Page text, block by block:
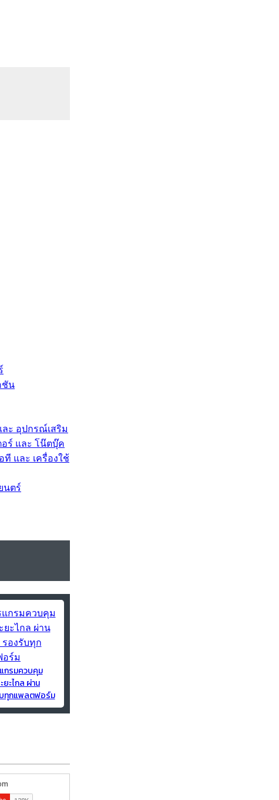
ชัน
ละ อุปกรณ์เสริม
ร์ และ โน๊ตบุ๊ค
และ เครื่องใช้
นตร์
กรมควบคุม
ะไกล ผ่าน
ทุกแพลตฟอร์ม